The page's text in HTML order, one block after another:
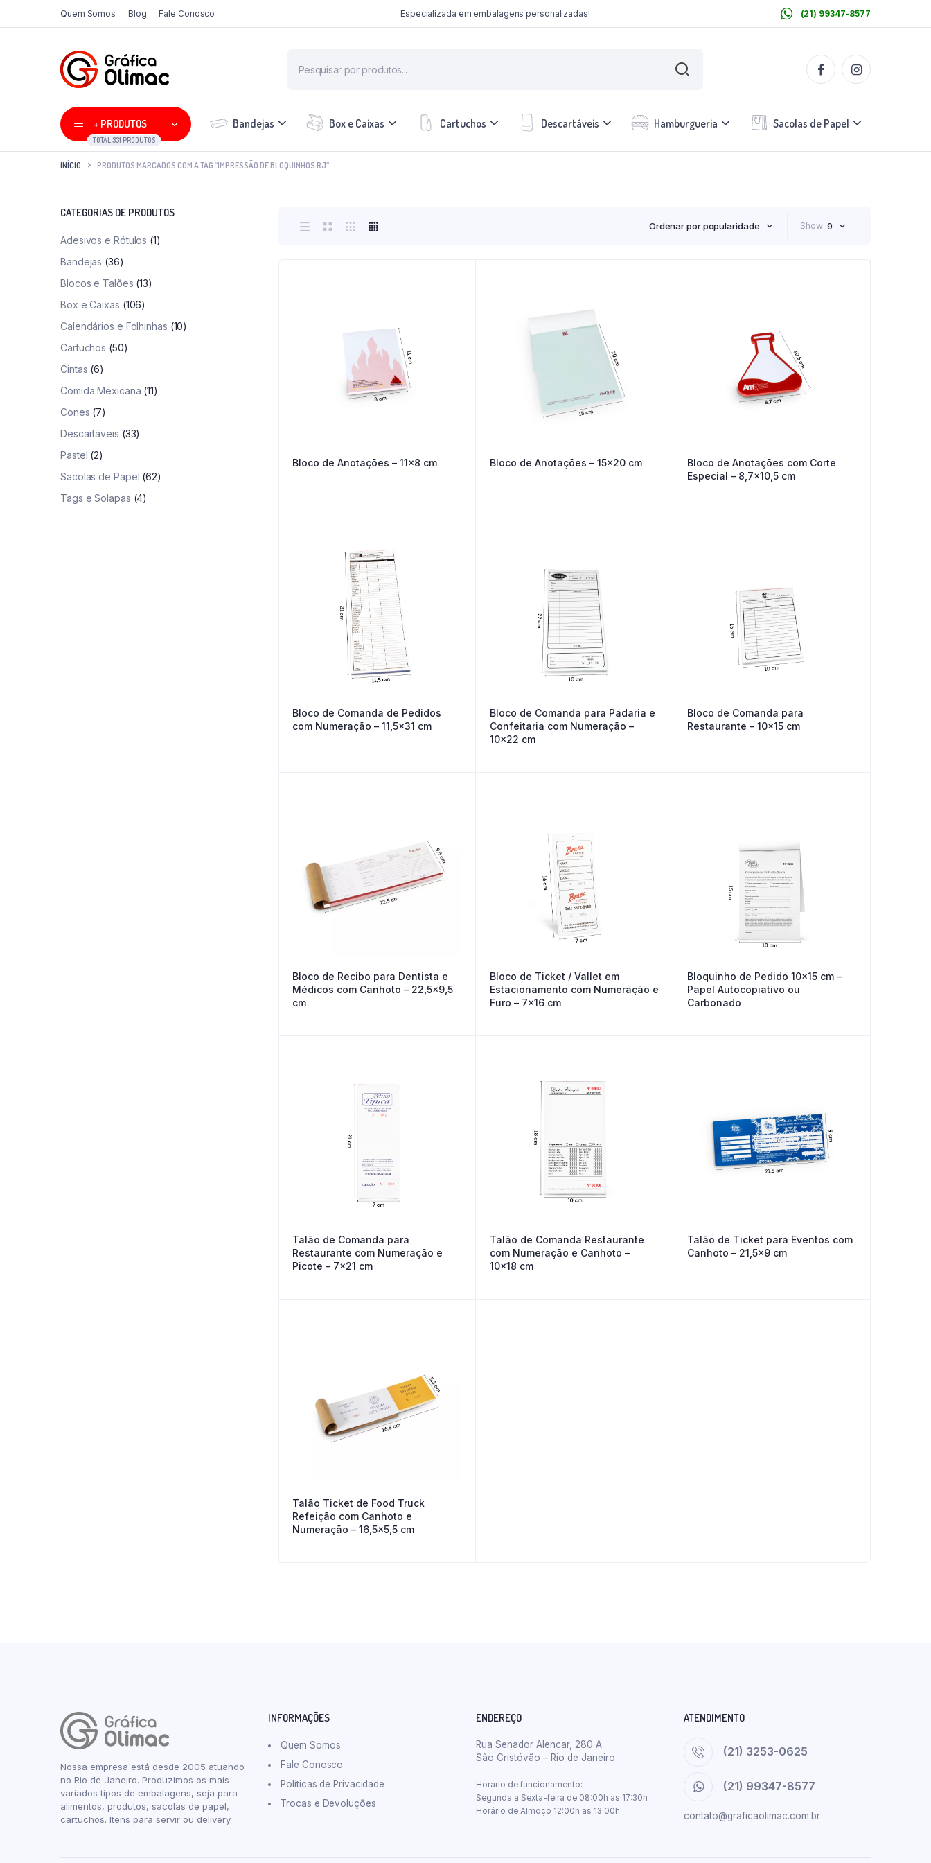
Quem Somos Blog Fale Conosco Especializada em embalagens personalizadas! (21) 99347-8577
+ PRODUTOS
TOTAL 331 PRODUTOS
Bandejas Box e Caixas Cartuchos Descartáveis Hamburgueria Sacolas de Papel
INÍCIO PRODUTOS MARCADOS COM A TAG “IMPRESSÃO DE BLOQUINHOS RJ”
Ordenar por popularidade Show 9
Bloco de Anotações – 11×8 cm Bloco de Anotações – 15×20 cm
Bloco de Anotações com Corte
Especial – 8,7×10,5 cm
Bloco de Comanda de Pedidos
com Numeração – 11,5×31 cm
Bloco de Comanda para Padaria e
Confeitaria com Numeração –
10×22 cm
Bloco de Comanda para
Restaurante – 10×15 cm
Bloco de Recibo para Dentista e
Médicos com Canhoto – 22,5×9,5
cm
Bloco de Ticket / Vallet em
Estacionamento com Numeração e
Furo – 7×16 cm
Bloquinho de Pedido 10×15 cm –
Papel Autocopiativo ou
Carbonado
Talão de Comanda para
Restaurante com Numeração e
Picote – 7×21 cm
Talão de Comanda Restaurante
com Numeração e Canhoto –
10×18 cm
Talão de Ticket para Eventos com
Canhoto – 21,5×9 cm
Talão Ticket de Food Truck
Refeição com Canhoto e
Numeração – 16,5×5,5 cm
CATEGORIAS DE PRODUTOS
Adesivos e Rótulos (1)
Bandejas (36)
Blocos e Talões (13)
Box e Caixas (106)
Calendários e Folhinhas (10)
Cartuchos (50)
Cintas (6)
Comida Mexicana (11)
Cones (7)
Descartáveis (33)
Pastel (2)
Sacolas de Papel (62)
Tags e Solapas (4)
Nossa empresa está desde 2005 atuando
no Rio de Janeiro. Produzimos os mais
variados tipos de embalagens, seja para
alimentos, produtos, sacolas de papel,
cartuchos. Itens para servir ou delivery.
INFORMAÇÕES
Quem Somos
Fale Conosco
Políticas de Privacidade
Trocas e Devoluções
ENDEREÇO
Rua Senador Alencar, 280 A
São Cristóvão – Rio de Janeiro
Horário de funcionamento:
Segunda a Sexta-feira de 08:00h as 17:30h
Horário de Almoço 12:00h as 13:00h
ATENDIMENTO
(21) 3253-0625
(21) 99347-8577
contato@graficaolimac.com.br